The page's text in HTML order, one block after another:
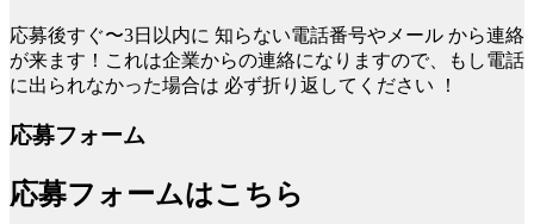
応募後すぐ〜3日以内に 知らない電話番号やメール から連絡
が来ます！これは企業からの連絡になりますので、もし電話
に出られなかった場合は 必ず折り返してください ！
応募フォーム
応募フォームはこちら